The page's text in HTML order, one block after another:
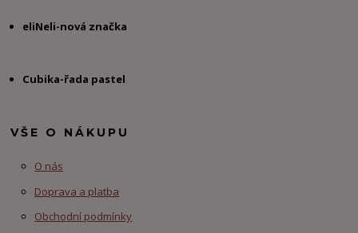
eliNeli-nová značka
Cubika-řada pastel
VŠE O NÁKUPU
O nás
Doprava a platba
Obchodní podmínky